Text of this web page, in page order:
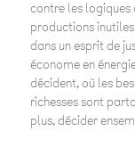
contre les logiques
productions
dans un esprit de
économe en
décident, où les
richesses sont
plus, décider